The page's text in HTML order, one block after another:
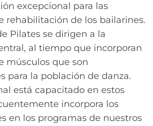
excepcional para las
rehabilitación de los bailarines.
Pilates se dirigen a la
al tiempo que incorporan
músculos que son
para la población de danza.
está capacitado en estos
incorpora los
en los programas de nuestros